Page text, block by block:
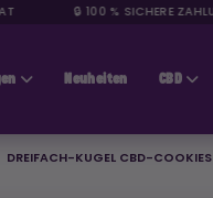
🔒 100 % SICHERE ZAHLUNG
Neuheiten CBD
DREIFACH-KUGEL CBD-COOKIES